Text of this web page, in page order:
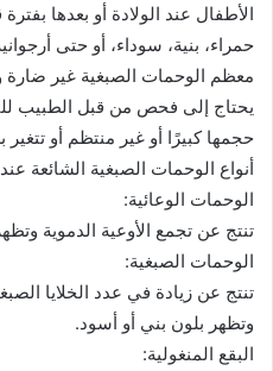
ل
ب
ر
ت
ر
و
ن
الأطفال عند الولادة أو بعدها
حمراء، بنية، سوداء، أو حتى
معظم الوحمات الصبغية غير ضارة
يحتاج إلى فحص من قبل الطبيب
حجمها كبيرًا أو غير منتظم أو
أنواع الوحمات الصبغية الشائعة
الوحمات الوعائية:
تنتج عن تجمع الأوعية الدموية
الوحمات الصبغية:
تنتج عن زيادة في عدد الخلايا
وتظهر بلون بني أو أسود.
البقع المنغولية: